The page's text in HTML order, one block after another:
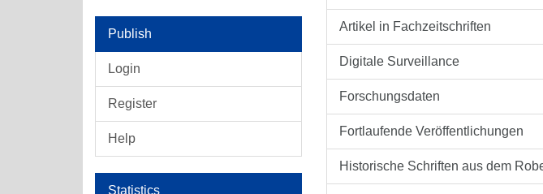
Publish
Login
Register
Help
Statistics
Artikel in Fachzeitschriften
Digitale Surveillance
Forschungsdaten
Fortlaufende Veröffentlichungen
Historische Schriften aus dem